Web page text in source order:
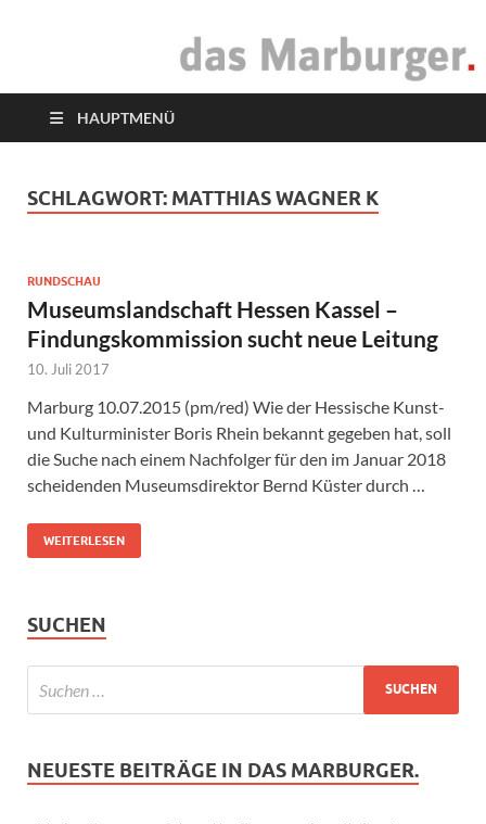
das Marburger.
HAUPTMENÜ
SCHLAGWORT: MATTHIAS WAGNER K
RUNDSCHAU
Museumslandschaft Hessen Kassel –
Findungskommission sucht neue Leitung
10. Juli 2017
Marburg 10.07.2015 (pm/red) Wie der Hessische Kunst-
und Kulturminister Boris Rhein bekannt gegeben hat, soll
die Suche nach einem Nachfolger für den im Januar 2018
scheidenden Museumsdirektor Bernd Küster durch …
WEITERLESEN
SUCHEN
NEUESTE BEITRÄGE IN DAS MARBURGER.